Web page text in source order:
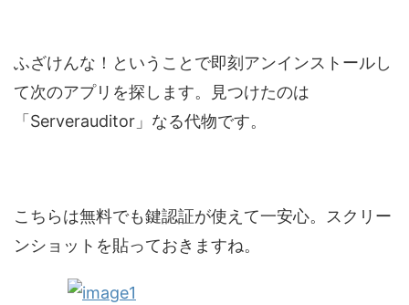
ふざけんな！ということで即刻アンインストールし
て次のアプリを探します。見つけたのは
「Serverauditor」なる代物です。
こちらは無料でも鍵認証が使えて一安心。スクリー
ンショットを貼っておきますね。